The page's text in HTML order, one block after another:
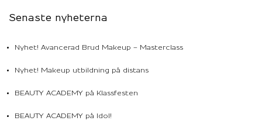
Senaste nyheterna
Nyhet! Avancerad Brud Makeup – Masterclass
Nyhet! Makeup utbildning på distans
BEAUTY ACADEMY på Klassfesten
BEAUTY ACADEMY på Idol!